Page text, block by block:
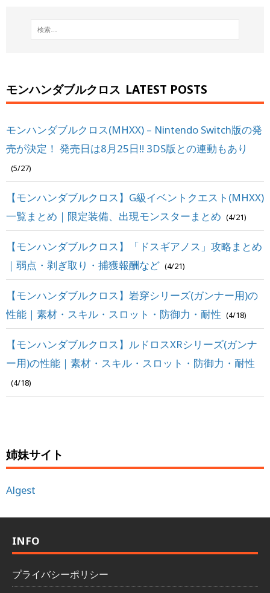
モンハンダブルクロス LATEST POSTS
モンハンダブルクロス(MHXX) – Nintendo Switch版の発
売が決定！ 発売日は8月25日!! 3DS版との連動もあり
(5/27)
【モンハンダブルクロス】G級イベントクエスト(MHXX)
一覧まとめ｜限定装備、出現モンスターまとめ (4/21)
【モンハンダブルクロス】「ドスギアノス」攻略まとめ
｜弱点・剥ぎ取り・捕獲報酬など (4/21)
【モンハンダブルクロス】岩穿シリーズ(ガンナー用)の
性能｜素材・スキル・スロット・防御力・耐性 (4/18)
【モンハンダブルクロス】ルドロスXRシリーズ(ガンナ
ー用)の性能｜素材・スキル・スロット・防御力・耐性
(4/18)
姉妹サイト
Algest
INFO
プライバシーポリシー